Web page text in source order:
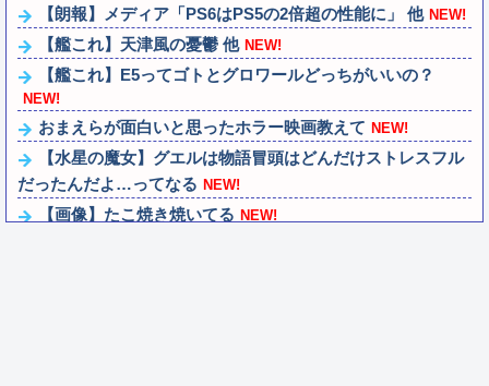
【朗報】メディア「PS6はPS5の2倍超の性能に」 他 NEW!
【艦これ】天津風の憂鬱 他 NEW!
【艦これ】E5ってゴトとグロワールどっちがいいの？
NEW!
おまえらが面白いと思ったホラー映画教えて NEW!
【水星の魔女】グエルは物語冒頭はどんだけストレスフル
だったんだよ…ってなる NEW!
【画像】たこ焼き焼いてる NEW!